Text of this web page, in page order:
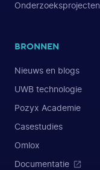
Onderzoeksprojecten
BRONNEN
Nieuws en blogs
UWB technologie
Pozyx Academie
Casestudies
Omlox
Documentatie